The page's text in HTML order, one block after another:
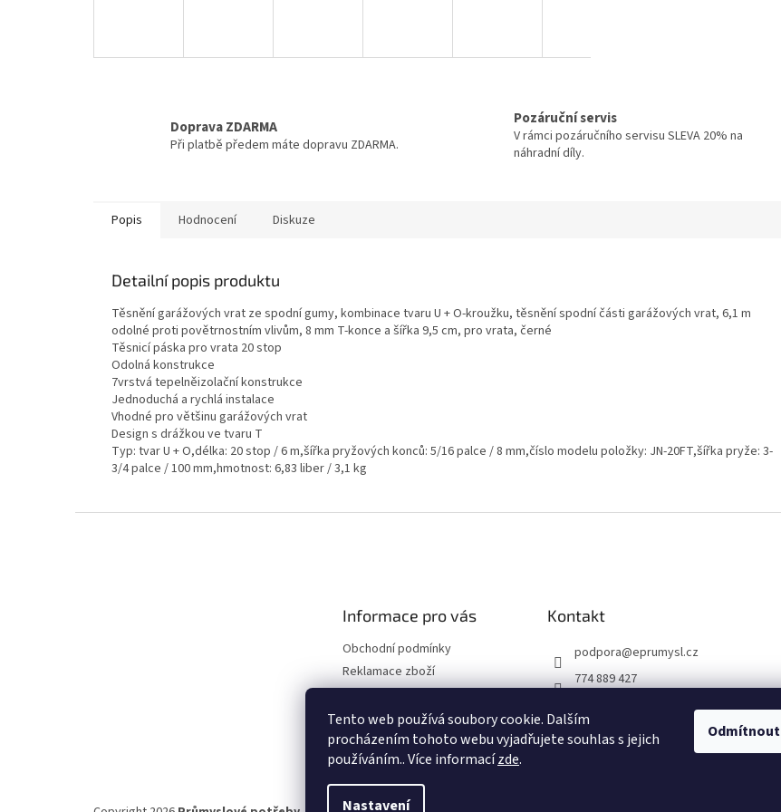
Tento web používá soubory cookie. Dalším
procházením tohoto webu vyjadřujete souhlas s jejich
používáním.. Více informacízde.
Nastavení
Odmítnout
Doprava ZDARMA
Při platbě předem máte dopravu ZDARMA.
Pozáruční servis
V rámci pozáručního servisu SLEVA 20% na
náhradní díly.
Popis Hodnocení Diskuze
Detailní popis produktu
Těsnění garážových vrat ze spodní gumy, kombinace tvaru U + O-kroužku, těsnění spodní části garážových vrat, 6,1 m
odolné proti povětrnostním vlivům, 8 mm T-konce a šířka 9,5 cm, pro vrata, černé
Těsnicí páska pro vrata 20 stop
Odolná konstrukce
7vrstvá tepelněizolační konstrukce
Jednoduchá a rychlá instalace
Vhodné pro většinu garážových vrat
Design s drážkou ve tvaru T
Typ: tvar U + O,délka: 20 stop / 6 m,šířka pryžových konců: 5/16 palce / 8 mm,číslo modelu položky: JN-20FT,šířka pryže: 3-
3/4 palce / 100 mm,hmotnost: 6,83 liber / 3,1 kg
Informace pro vás
Obchodní podmínky
Reklamace zboží
Kontakty
Moje objednávka
Kontakt
podpora@eprumysl.cz
774 889 427